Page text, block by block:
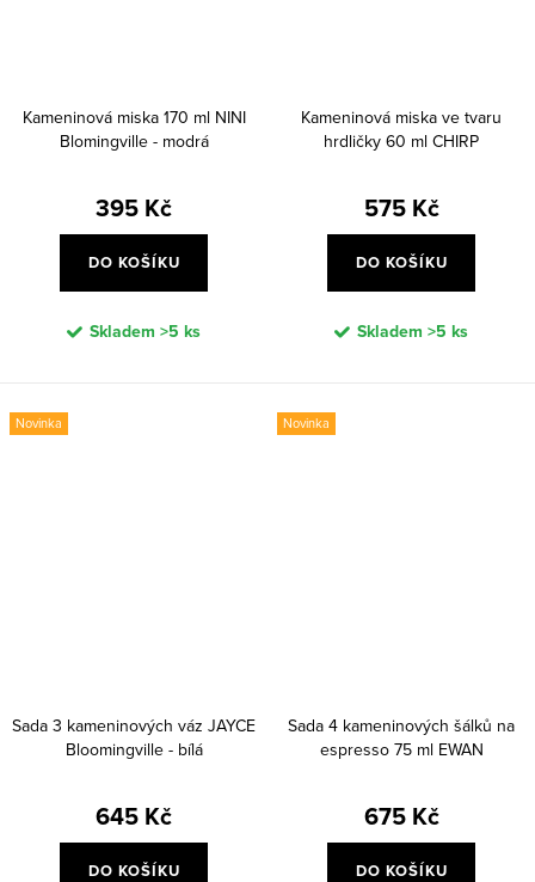
Kameninová miska 170 ml NINI
Blomingville - modrá
395 Kč
DO KOŠÍKU
Skladem >5 ks
Kameninová miska ve tvaru
hrdličky 60 ml CHIRP
575 Kč
DO KOŠÍKU
Skladem >5 ks
Novinka
Sada 3 kameninových váz JAYCE
Bloomingville - bílá
645 Kč
DO KOŠÍKU
Novinka
Sada 4 kameninových šálků na
espresso 75 ml EWAN
675 Kč
DO KOŠÍKU